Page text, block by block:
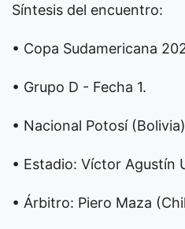
Síntesis del encuentro:
• Copa Sudamericana
• Grupo D - Fecha 1.
• Nacional Potosí
• Estadio: Víctor Agustín
• Árbitro: Piero Maza